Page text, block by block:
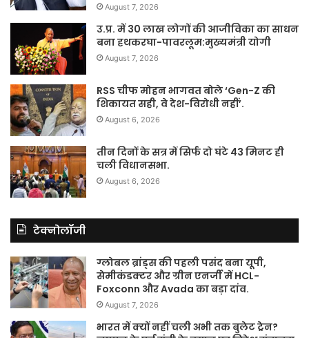
August 7, 2026
उ.प्र. में 30 लाख लोगों की आजीविका का साधन
बना हथकरघा-पावरलूम:मुख्यमंत्री योगी
August 7, 2026
RSS चीफ मोहन भागवत बोले ‘Gen-Z की
शिकायत सही, वे देश-विरोधी नहीं’.
August 6, 2026
तीन दिनों के सत्र में सिर्फ दो घंटे 43 मिनट ही
चली विधानसभा.
August 6, 2026
टेक्नोलॉजी
ग्लोबल ब्रांड्स की पहली पसंद बना यूपी,
सेमीकंडक्टर और ग्रीन एनर्जी में HCL-
Foxconn और Avada का बड़ा दांव.
August 7, 2026
भारत में क्यों नहीं चली अभी तक बुलेट ट्रेन?